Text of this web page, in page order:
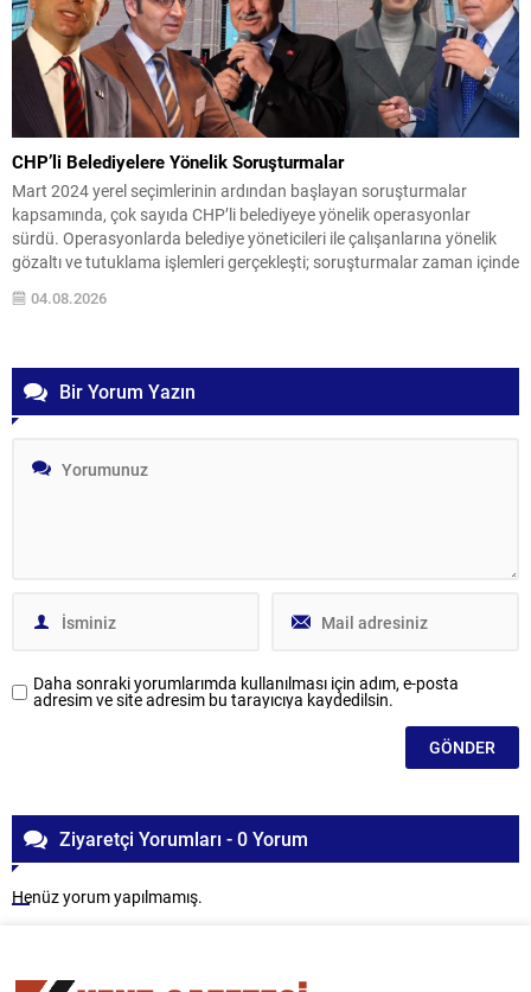
CHP’li Belediyelere Yönelik Soruşturmalar
Mart 2024 yerel seçimlerinin ardından başlayan soruşturmalar
kapsamında, çok sayıda CHP’li belediyeye yönelik operasyonlar
sürdü. Operasyonlarda belediye yöneticileri ile çalışanlarına yönelik
gözaltı ve tutuklama işlemleri gerçekleşti; soruşturmalar zaman içinde
farklı illere yayıldı ve çeşitli suçlamalar gündeme geldi. İddialar
arasında yolsuzluk, rüşvet ve ihaleye fesat karıştırma gibi suçlamalar
04.08.2026
Bir Yorum Yazın
Daha sonraki yorumlarımda kullanılması için adım, e-posta
adresim ve site adresim bu tarayıcıya kaydedilsin.
Ziyaretçi Yorumları - 0 Yorum
Henüz yorum yapılmamış.